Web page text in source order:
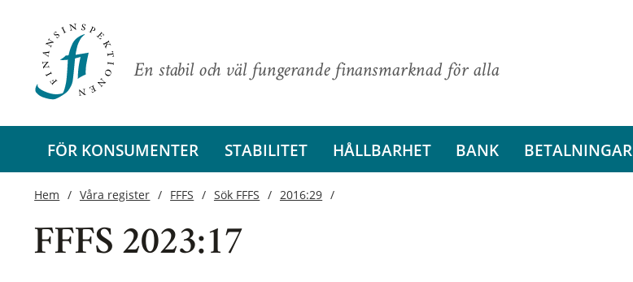
En stabil och väl fungerande finansmarknad för alla
FÖR KONSUMENTER STABILITET HÅLLBARHET BANK BETALNINGAR
Hem Våra register FFFS Sök FFFS 2016:29
FFFS 2023:17